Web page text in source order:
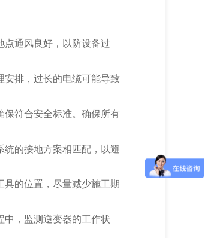
点通风良好，以防设备过
安排，过长的电缆可能导致
保符合安全标准。确保所有
统的接地方案相匹配，以避
的位置，尽量减少施工期
中，监测逆变器的工作状